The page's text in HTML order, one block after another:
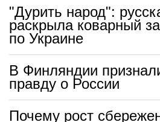
"Дурить народ":
раскрыла коварный
по Украине
В Финляндии
правду о России
Почему рост